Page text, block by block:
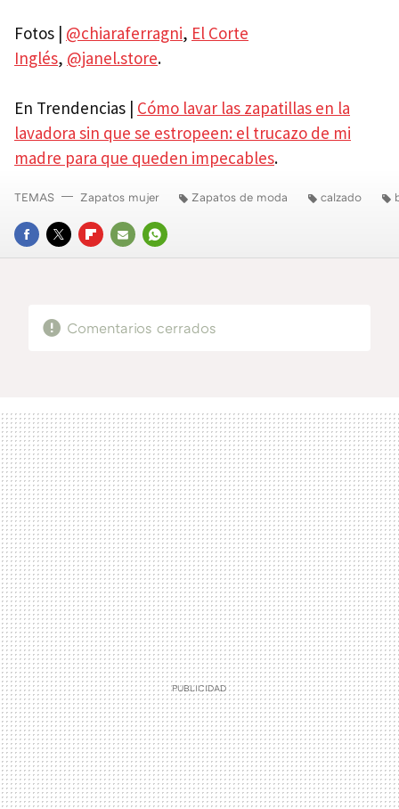
Fotos | @chiaraferragni, El Corte
Inglés, @janel.store.
En Trendencias | Cómo lavar las zapatillas en la
lavadora sin que se estropeen: el trucazo de mi
madre para que queden impecables.
FACEBOOK
TWITTERFLIPBOARD
E-
WHATSAPP
TEMAS Zapatos mujer Zapatos de moda calzado
Comentarios cerrados